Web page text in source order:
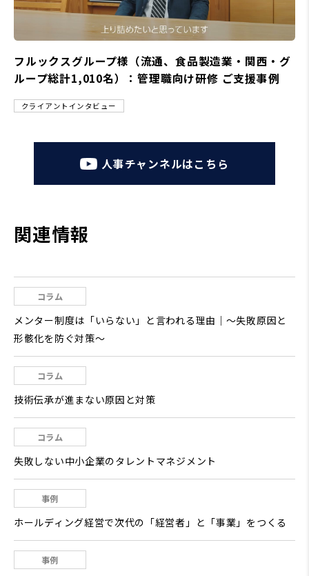
フルックスグループ様（流通、食品製造業・関西・グ
ループ総計1,010名）：管理職向け研修 ご支援事例
クライアントインタビュー
人事チャンネルはこちら
関連情報
コラム
メンター制度は「いらない」と言われる理由｜～失敗原因と
形骸化を防ぐ対策～
コラム
技術伝承が進まない原因と対策
コラム
失敗しない中小企業のタレントマネジメント
事例
ホールディング経営で次代の「経営者」と「事業」をつくる
事例